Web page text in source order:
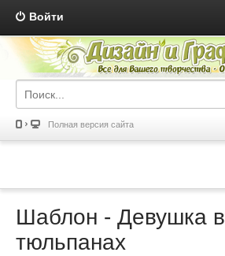
Войти
Полная версия сайта
Шаблон - Девушка в
тюльпанах